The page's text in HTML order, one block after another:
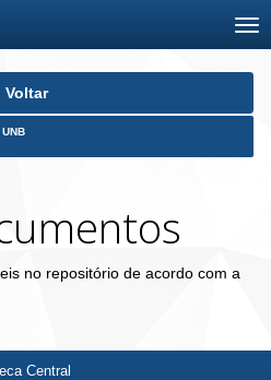
Voltar
no repositório de acordo com a
Central